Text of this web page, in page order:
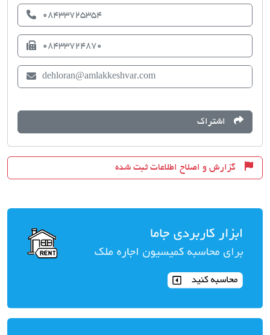
08433725354
08433724870
dehloran@amlakkeshvar.com
اشتراک
گزارش و اصلاح اطلاعات ثبت شده